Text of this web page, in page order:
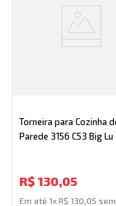
Torneira para Cozinha
Parede 3156 C53 Big Lu
R$ 130,05
Em até 1xR$ 130 05